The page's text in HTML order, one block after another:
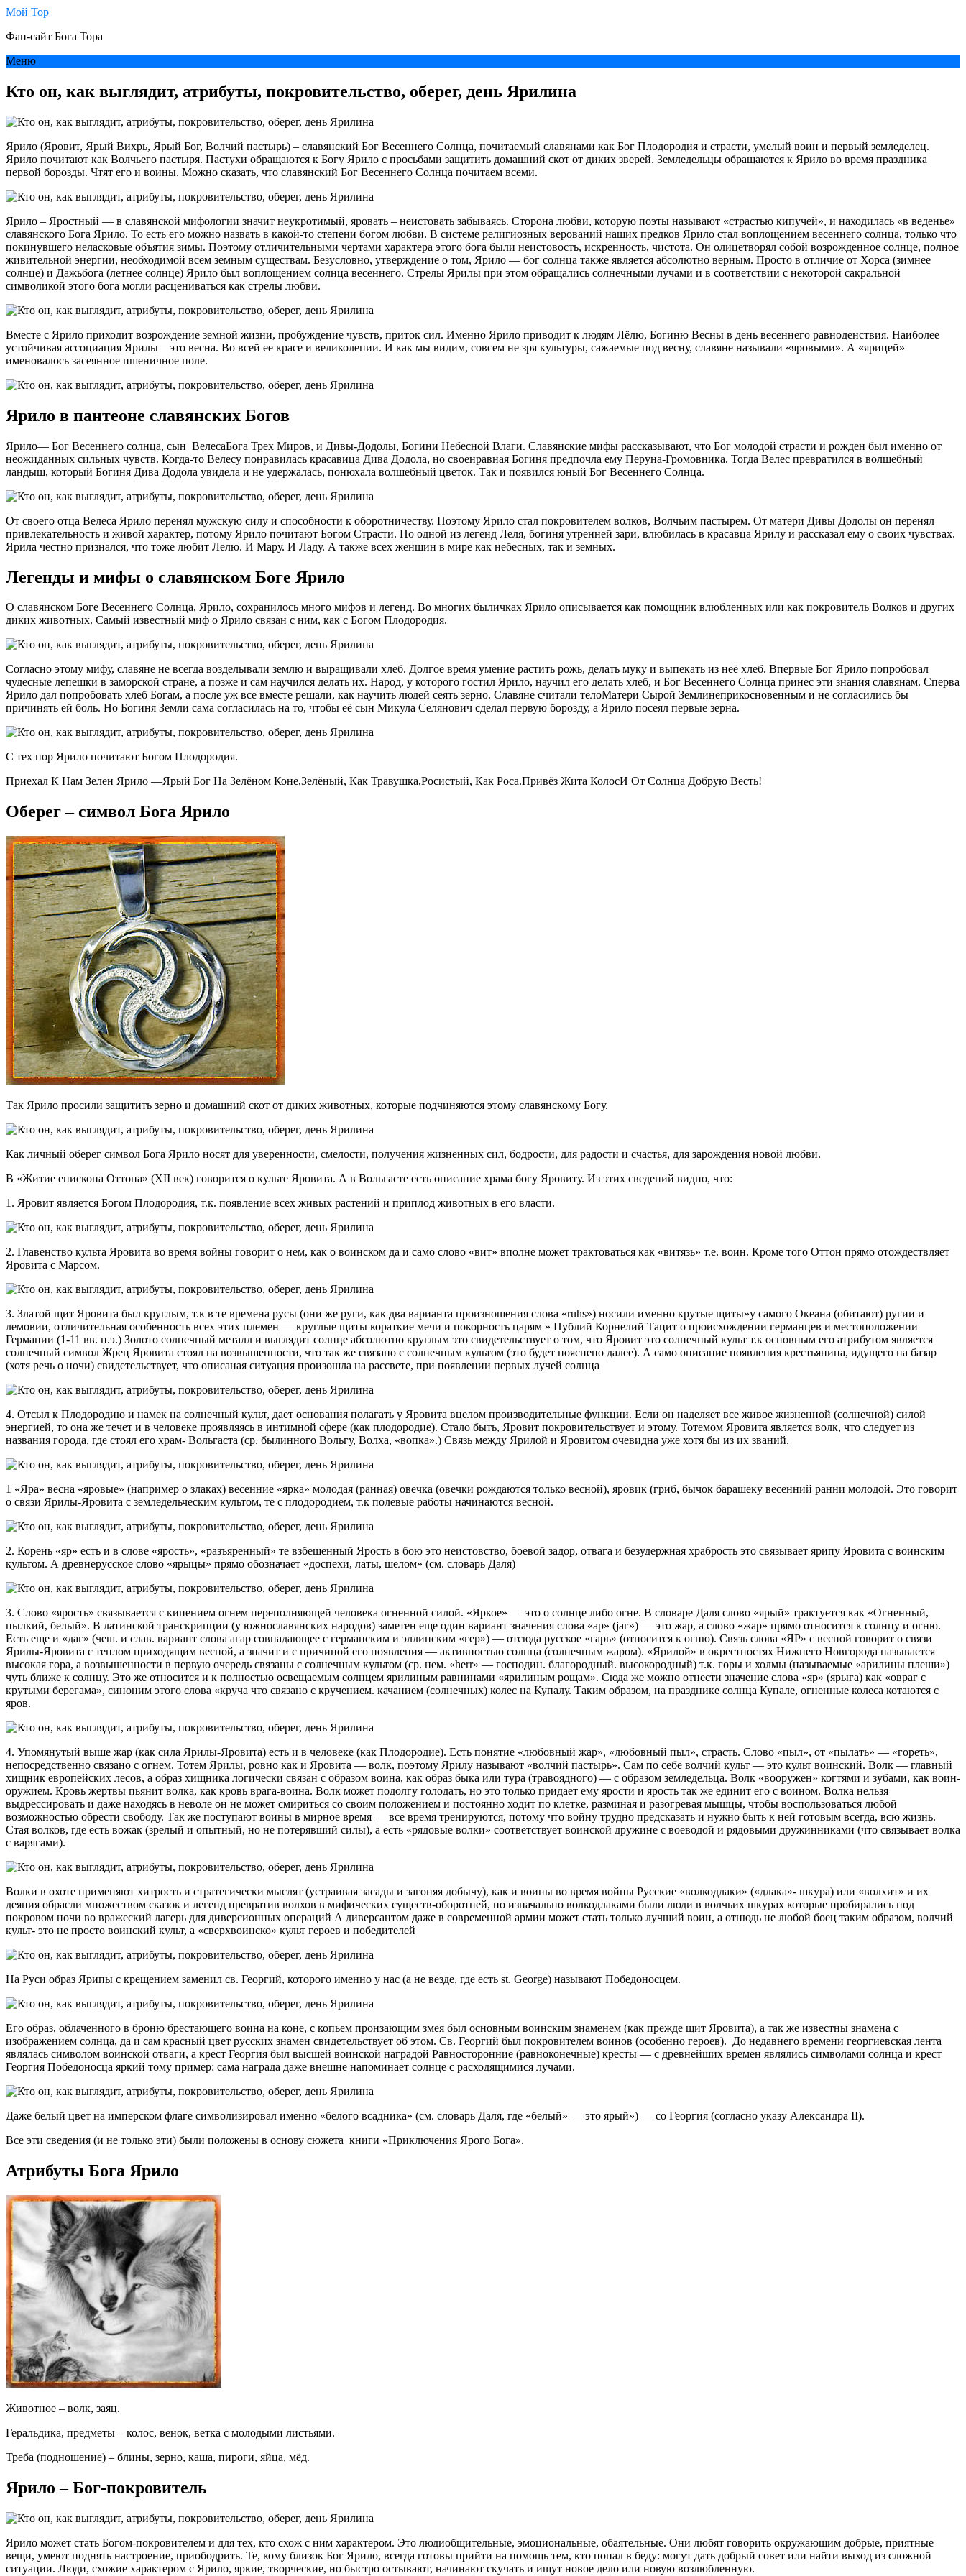
Мой Тор
Фан-сайт Бога Тора
Меню
Кто он, как выглядит, атрибуты, покровительство, оберег, день Ярилина
Ярило (Яровит, Ярый Вихрь, Ярый Бог, Волчий пастырь) – славянский Бог Весеннего Солнца, почитаемый славянами как Бог Плодородия и страсти, умелый воин и первый земледелец.
Ярило почитают как Волчьего пастыря. Пастухи обращаются к Богу Ярило с просьбами защитить домашний скот от диких зверей. Земледельцы обращаются к Ярило во время праздника
первой борозды. Чтят его и воины. Можно сказать, что славянский Бог Весеннего Солнца почитаем всеми.
Ярило – Яростный — в славянской мифологии значит неукротимый, яровать – неистовать забываясь. Сторона любви, которую поэты называют «страстью кипучей», и находилась «в веденье»
славянского Бога Ярило. То есть его можно назвать в какой-то степени богом любви. В системе религиозных верований наших предков Ярило стал воплощением весеннего солнца, только что
покинувшего неласковые объятия зимы. Поэтому отличительными чертами характера этого бога были неистовость, искренность, чистота. Он олицетворял собой возрожденное солнце, полное
живительной энергии, необходимой всем земным существам. Безусловно, утверждение о том, Ярило — бог солнца также является абсолютно верным. Просто в отличие от Хорса (зимнее
солнце) и Дажьбога (летнее солнце) Ярило был воплощением солнца весеннего. Стрелы Ярилы при этом обращались солнечными лучами и в соответствии с некоторой сакральной
символикой этого бога могли расцениваться как стрелы любви.
Вместе с Ярило приходит возрождение земной жизни, пробуждение чувств, приток сил. Именно Ярило приводит к людям Лёлю, Богиню Весны в день весеннего равноденствия. Наиболее
устойчивая ассоциация Ярилы – это весна. Во всей ее красе и великолепии. И как мы видим, совсем не зря культуры, сажаемые под весну, славяне называли «яровыми». А «ярицей»
именовалось засеянное пшеничное поле.
Ярило в пантеоне славянских Богов
Ярило— Бог Весеннего солнца, сын ВелесаБога Трех Миров, и Дивы-Додолы, Богини Небесной Влаги. Славянские мифы рассказывают, что Бог молодой страсти и рожден был именно от
неожиданных сильных чувств. Когда-то Велесу понравилась красавица Дива Додола, но своенравная Богиня предпочла ему Перуна-Громовника. Тогда Велес превратился в волшебный
ландыш, который Богиня Дива Додола увидела и не удержалась, понюхала волшебный цветок. Так и появился юный Бог Весеннего Солнца.
От своего отца Велеса Ярило перенял мужскую силу и способности к оборотничеству. Поэтому Ярило стал покровителем волков, Волчьим пастырем. От матери Дивы Додолы он перенял
привлекательность и живой характер, потому Ярило почитают Богом Страсти. По одной из легенд Леля, богиня утренней зари, влюбилась в красавца Ярилу и рассказал ему о своих чувствах.
Ярила честно признался, что тоже любит Лелю. И Мару. И Ладу. А также всех женщин в мире как небесных, так и земных.
Легенды и мифы о славянском Боге Ярило
О славянском Боге Весеннего Солнца, Ярило, сохранилось много мифов и легенд. Во многих быличках Ярило описывается как помощник влюбленных или как покровитель Волков и других
диких животных. Самый известный миф о Ярило связан с ним, как с Богом Плодородия.
Согласно этому мифу, славяне не всегда возделывали землю и выращивали хлеб. Долгое время умение растить рожь, делать муку и выпекать из неё хлеб. Впервые Бог Ярило попробовал
чудесные лепешки в заморской стране, а позже и сам научился делать их. Народ, у которого гостил Ярило, научил его делать хлеб, и Бог Весеннего Солнца принес эти знания славянам. Сперва
Ярило дал попробовать хлеб Богам, а после уж все вместе решали, как научить людей сеять зерно. Славяне считали телоМатери Сырой Землинеприкосновенным и не согласились бы
причинять ей боль. Но Богиня Земли сама согласилась на то, чтобы её сын Микула Селянович сделал первую борозду, а Ярило посеял первые зерна.
С тех пор Ярило почитают Богом Плодородия.
Приехал К Нам Зелен Ярило —Ярый Бог На Зелёном Коне,Зелёный, Как Травушка,Росистый, Как Роса.Привёз Жита КолосИ От Солнца Добрую Весть!
Оберег – символ Бога Ярило
Так Ярило просили защитить зерно и домашний скот от диких животных, которые подчиняются этому славянскому Богу.
Как личный оберег символ Бога Ярило носят для уверенности, смелости, получения жизненных сил, бодрости, для радости и счастья, для зарождения новой любви.
В «Житие епископа Оттона» (ХII век) говорится о культе Яровита. А в Вольгасте есть описание храма богу Яровиту. Из этих сведений видно, что:
1. Яровит является Богом Плодородия, т.к. появление всех живых растений и приплод животных в его власти.
2. Главенство культа Яровита во время войны говорит о нем, как о воинском да и само слово «вит» вполне может трактоваться как «витязь» т.е. воин. Кроме того Оттон прямо отождествляет
Яровита с Марсом.
3. Златой щит Яровита был круглым, т.к в те времена русы (они же руги, как два варианта произношения слова «ruhs») носили именно крутые щиты»у самого Океана (обитают) ругии и
лемовии, отличительная особенность всех этих племен — круглые щиты кораткие мечи и покорность царям » Публий Корнелий Тацит о происхождении германцев и местоположении
Германии (1-11 вв. н.э.) Золото солнечный металл и выглядит солнце абсолютно круглым это свидетельствует о том, что Яровит это солнечный культ т.к основным его атрибутом является
солнечный символ Жрец Яровита стоял на возвышенности, что так же связано с солнечным культом (это будет пояснено далее). А само описание появления крестьянина, идущего на базар
(хотя речь о ночи) свидетельствует, что описаная ситуация произошла на рассвете, при появлении первых лучей солнца
4. Отсыл к Плодородию и намек на солнечный культ, дает основания полагать у Яровита вцелом производительные функции. Если он наделяет все живое жизненной (солнечной) силой
энергией, то она же течет и в человеке проявляясь в интимной сфере (как плодородие). Стало быть, Яровит покровительствует и этому. Тотемом Яровита является волк, что следует из
названия города, где стоял его храм- Вольгаста (ср. былинного Вольгу, Волха, «вопка».) Связь между Ярилой и Яровитом очевидна уже хотя бы из их званий.
1 «Яра» весна «яровые» (например о злаках) весенние «ярка» молодая (ранная) овечка (овечки рождаются только весной), яровик (гриб, бычок барашеку весенний ранни молодой. Это говорит
о связи Ярилы-Яровита с земледельческим культом, те с плодородием, т.к полевые работы начинаются весной.
2. Корень «яр» есть и в слове «ярость», «разъяренный» те взбешенный Ярость в бою это неистовство, боевой задор, отвага и безудержная храбрость это связывает ярипу Яровита с воинским
культом. А древнерусское слово «ярыцы» прямо обозначает «доспехи, латы, шелом» (см. словарь Даля)
3. Слово «ярость» связывается с кипением огнем переполняющей человека огненной силой. «Яркое» — это о солнце либо огне. В словаре Даля слово «ярый» трактуется как «Огненный,
пылкий, белый». В латинской транскрипции (у южнославянских народов) заметен еще один вариант значения слова «ар» (јаг») — это жар, а слово «жар» прямо относится к солнцу и огню.
Есть еще и «даг» (чеш. и слав. вариант слова агар совпадающее с германским и эллинским «гер») — отсюда русское «гарь» (относится к огню). Связь слова «ЯР» с весной говорит о связи
Ярилы-Яровита с теплом приходящим весной, а значит и с причиной его появления — активностью солнца (солнечным жаром). «Ярилой» в окрестностях Нижнего Новгорода называется
высокая гора, а возвышенности в первую очередь связаны с солнечным культом (ср. нем. «herr» — господин. благородный. высокородный) т.к. горы и холмы (называемые «арилины плеши»)
чуть ближе к солнцу. Это же относится и к полностью освещаемым солнцем ярилиным равнинами «ярилиным рощам». Сюда же можно отнести значение слова «яр» (ярыга) как «овраг с
крутыми берегама», синоним этого слова «круча что связано с кручением. качанием (солнечных) колес на Купалу. Таким образом, на празднике солнца Купале, огненные колеса котаются с
яров.
4. Упомянутый выше жар (как сила Ярилы-Яровита) есть и в человеке (как Плодородие). Есть понятие «любовный жар», «любовный пыл», страсть. Слово «пыл», от «пылать» — «гореть»,
непосредственно связано с огнем. Тотем Ярилы, ровно как и Яровита — волк, поэтому Ярилу называют «волчий пастырь». Сам по себе волчий культ — это культ воинский. Волк — главный
хищник европейских лесов, а образ хищника логически связан с образом воина, как образ быка или тура (травоядного) — с образом земледельца. Волк «вооружен» когтями и зубами, как воин-
оружием. Кровь жертвы пьянит волка, как кровь врага-воина. Волк может подолгу голодать, но это только придает ему ярости и ярость так же единит его с воином. Волка нельзя
выдрессировать и даже находясь в неволе он не может смириться со своим положением и постоянно ходит по клетке, разминая и разогревая мышцы, чтобы воспользоваться любой
возможностью обрести свободу. Так же поступают воины в мирное время — все время тренируются, потому что войну трудно предсказать и нужно быть к ней готовым всегда, всю жизнь.
Стая волков, где есть вожак (зрелый и опытный, но не потерявший силы), а есть «рядовые волки» соответствует воинской дружине с воеводой и рядовыми дружинниками (что связывает волка
с варягами).
Волки в охоте применяют хитрость и стратегически мыслят (устраивая засады и загоняя добычу), как и воины во время войны Русские «волкодлаки» («длака»- шкура) или «волхит» и их
деяния обрасли множеством сказок и легенд превратив волхов в мифических существ-оборотней, но изначально волкодлаками были люди в волчьих шкурах которые пробирались под
покровом ночи во вражеский лагерь для диверсионных операций А диверсантом даже в современной армии может стать только лучший воин, а отнюдь не любой боец таким образом, волчий
культ- это не просто воинский культ, а «сверхвоинско» культ героев и победителей
На Руси образ Ярипы с крещением заменил св. Георгий, которого именно у нас (а не везде, где есть st. George) называют Победоносцем.
Его образ, облаченного в броню брестающего воина на коне, с копьем пронзающим змея был основным воинским знаменем (как прежде щит Яровита), а так же известны знамена с
изображением солнца, да и сам красный цвет русских знамен свидетельствует об этом. Св. Георгий был покровителем воинов (особенно героев). До недавнего времени георгиевская лента
являлась символом воинской отваги, а крест Георгия был высшей воинской наградой Равносторонние (равноконечные) кресты — с древнейших времен являлись символами солнца и крест
Георгия Победоносца яркий тому пример: сама награда даже внешне напоминает солнце с расходящимися лучами.
Даже белый цвет на имперском флаге символизировал именно «белого всадника» (см. словарь Даля, где «белый» — это ярый») — со Георгия (согласно указу Александра II).
Все эти сведения (и не только эти) были положены в основу сюжета книги «Приключения Ярого Бога».
Атрибуты Бога Ярило
Животное – волк, заяц.
Геральдика, предметы – колос, венок, ветка с молодыми листьями.
Треба (подношение) – блины, зерно, каша, пироги, яйца, мёд.
Ярило – Бог-покровитель
Ярило может стать Богом-покровителем и для тех, кто схож с ним характером. Это людиобщительные, эмоциональные, обаятельные. Они любят говорить окружающим добрые, приятные
вещи, умеют поднять настроение, приободрить. Те, кому близок Бог Ярило, всегда готовы прийти на помощь тем, кто попал в беду: могут дать добрый совет или найти выход из сложной
ситуации. Люди, схожие характером с Ярило, яркие, творческие, но быстро остывают, начинают скучать и ищут новое дело или новую возлюбленную.